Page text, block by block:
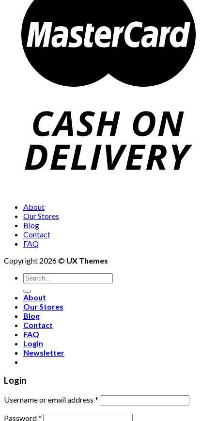
About
Our Stores
Blog
Contact
FAQ
Copyright 2026 © UX Themes
About
Our Stores
Blog
Contact
FAQ
Login
Newsletter
Login
Username or email address *
Password*